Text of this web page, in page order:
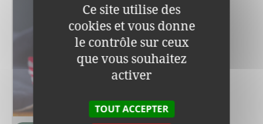
Ce site utilise des
cookies et vous donne
le contrôle sur ceux
que vous souhaitez
activer
TOUT ACCEPTER